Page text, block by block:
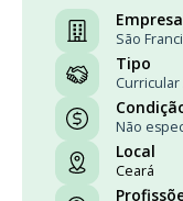
Empresa
São
Tipo
Não
Local
Ceará